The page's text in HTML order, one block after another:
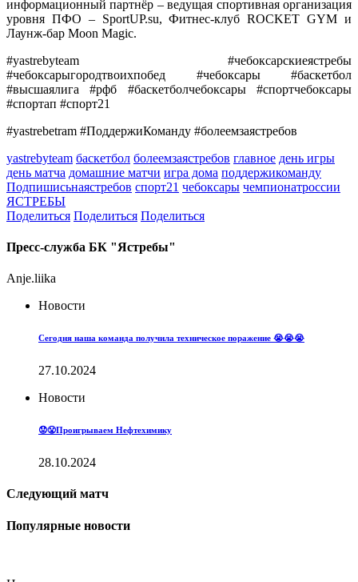
информационный партнёр – ведущая спортивная организация
уровня ПФО – SportUP.su, Фитнес-клуб ROCKET GYM и
Лаунж-бар Moon Magic.
#yastrebyteam #чебоксарскиеястребы
#чебоксарыгородтвоихпобед #чебоксары #баскетбол
#высшаялига #рфб #баскетболчебоксары #спортчебоксары
#спортап #спорт21
#yastrebetram #ПоддержиКоманду #болеемзаястребов
yastrebyteam баскетбол болеемзаястребов главное день игры
день матча домашние матчи игра дома поддержикоманду
Подпишисьнаястребов спорт21 чебоксары чемпионатроссии
ЯСТРЕБЫ
Поделиться Поделиться Поделиться
Пресс-служба БК "Ястребы"
Anje.liika
Новости
Сегодня наша команда получила техническое поражение 😭😭😭
27.10.2024
Новости
😟😤Проигрываем Нефтехимику
28.10.2024
Следующий матч
Популярные новости